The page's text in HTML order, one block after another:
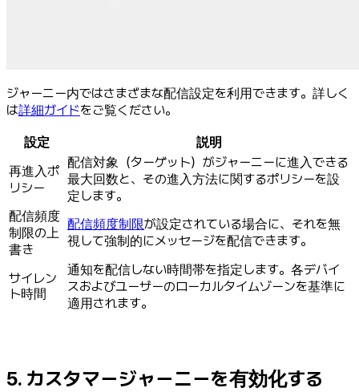
ジャーニー内ではさまざまな配信設定を利用できます。詳しく
は詳細ガイドをご覧ください。
設定
説明
再進入ポ
リシー
配信対象（ターゲット）がジャーニーに進入できる
最大回数と、その進入方法に関するポリシーを設
定します。
配信頻度
制限の上
書き
配信頻度制限が設定されている場合に、それを無
視して強制的にメッセージを配信できます。
サイレン
ト時間
通知を配信しない時間帯を指定します。各デバイ
スおよびユーザーのローカルタイムゾーンを基準に
適用されます。
5. カスタマージャーニーを有効化する